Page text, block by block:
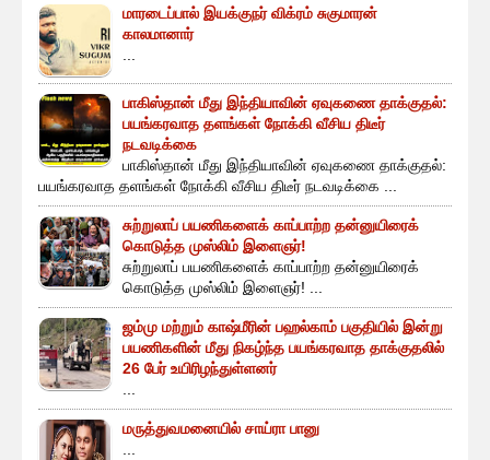
மாரடைப்பால் இயக்குநர் விக்ரம் சுகுமாரன்
காலமானார்
...
பாகிஸ்தான் மீது இந்தியாவின் ஏவுகணை தாக்குதல்:
பயங்கரவாத தளங்கள் நோக்கி வீசிய திடீர்
நடவடிக்கை
பாகிஸ்தான் மீது இந்தியாவின் ஏவுகணை தாக்குதல்:
பயங்கரவாத தளங்கள் நோக்கி வீசிய திடீர் நடவடிக்கை ...
சுற்றுலாப் பயணிகளைக் காப்பாற்ற தன்னுயிரைக்
கொடுத்த முஸ்லிம் இளைஞர்!
சுற்றுலாப் பயணிகளைக் காப்பாற்ற தன்னுயிரைக்
கொடுத்த முஸ்லிம் இளைஞர்! ...
ஜம்மு மற்றும் காஷ்மீரின் பஹல்காம் பகுதியில் இன்று
பயணிகளின் மீது நிகழ்ந்த பயங்கரவாத தாக்குதலில்
26 பேர் உயிரிழந்துள்ளனர்
...
மருத்துவமனையில் சாய்ரா பானு
...